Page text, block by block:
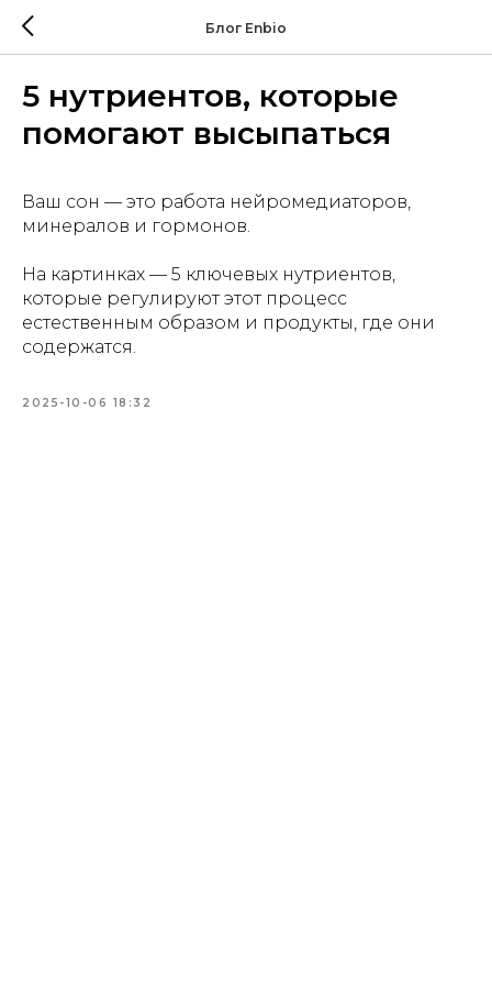
Блог Enbio
5 нутриентов, которые
помогают высыпаться
Ваш сон — это работа нейромедиаторов,
минералов и гормонов.
На картинках — 5 ключевых нутриентов,
которые регулируют этот процесс
естественным образом и продукты, где они
содержатся.
2025-10-06 18:32